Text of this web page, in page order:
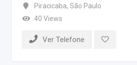
Piracicaba, São Paulo
40 Views
Ver Telefone